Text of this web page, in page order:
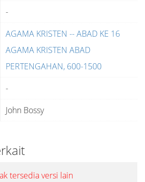
-
AGAMA KRISTEN -- ABAD KE 16
AGAMA KRISTEN ABAD
PERTENGAHAN, 600-1500
-
John Bossy
tersedia versi lain